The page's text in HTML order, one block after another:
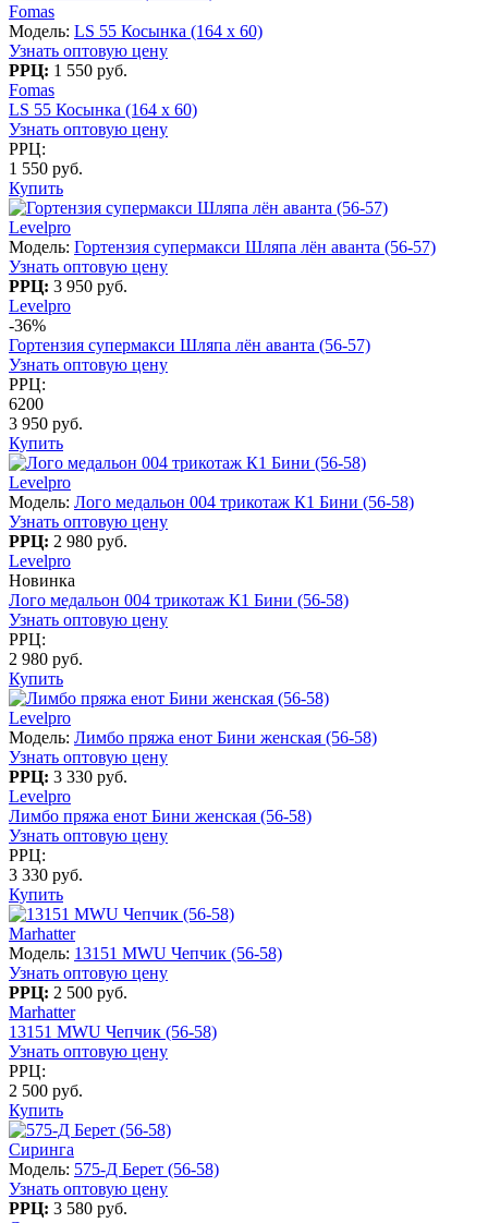
Fomas
Модель: LS 55 Косынка (164 x 60)
Узнать оптовую цену
РРЦ: 1 550 руб.
Fomas
LS 55 Косынка (164 x 60)
Узнать оптовую цену
РРЦ:
1 550 руб.
Купить
Levelpro
Модель: Гортензия супермакси Шляпа лён аванта (56-57)
Узнать оптовую цену
РРЦ: 3 950 руб.
Levelpro
-36%
Гортензия супермакси Шляпа лён аванта (56-57)
Узнать оптовую цену
РРЦ:
6200
3 950 руб.
Купить
Levelpro
Модель: Лого медальон 004 трикотаж К1 Бини (56-58)
Узнать оптовую цену
РРЦ: 2 980 руб.
Levelpro
Новинка
Лого медальон 004 трикотаж К1 Бини (56-58)
Узнать оптовую цену
РРЦ:
2 980 руб.
Купить
Levelpro
Модель: Лимбо пряжа енот Бини женская (56-58)
Узнать оптовую цену
РРЦ: 3 330 руб.
Levelpro
Лимбо пряжа енот Бини женская (56-58)
Узнать оптовую цену
РРЦ:
3 330 руб.
Купить
Marhatter
Модель: 13151 MWU Чепчик (56-58)
Узнать оптовую цену
РРЦ: 2 500 руб.
Marhatter
13151 MWU Чепчик (56-58)
Узнать оптовую цену
РРЦ:
2 500 руб.
Купить
Сиринга
Модель: 575-Д Берет (56-58)
Узнать оптовую цену
РРЦ: 3 580 руб.